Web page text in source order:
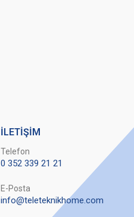
İLETİŞİM
Telefon
0 352 339 21 21
E-Posta
info@teleteknikhome.com